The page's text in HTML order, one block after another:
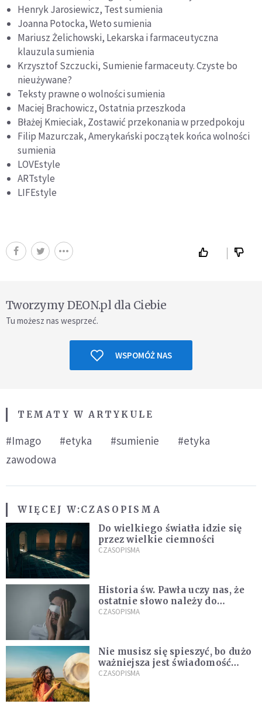
Henryk Jarosiewicz, Test sumienia
Joanna Potocka, Weto sumienia
Mariusz Żelichowski, Lekarska i farmaceutyczna
klauzula sumienia
Krzysztof Szczucki, Sumienie farmaceuty. Czyste bo
nieużywane?
Teksty prawne o wolności sumienia
Maciej Brachowicz, Ostatnia przeszkoda
Błażej Kmieciak, Zostawić przekonania w przedpokoju
Filip Mazurczak, Amerykański początek końca wolności
sumienia
LOVEstyle
ARTstyle
LIFEstyle
Tworzymy DEON.pl dla Ciebie
Tu możesz nas wesprzeć.
WSPOMÓŻ NAS
TEMATY W ARTYKULE
#Imago #etyka #sumienie
#etyka
zawodowa
WIĘCEJ W:CZASOPISMA
Do wielkiego światła idzie się
przez wielkie ciemności
CZASOPISMA
Historia św. Pawła uczy nas, że
ostatnie słowo należy do
światła, a nie do ciemności
CZASOPISMA
Nie musisz się spieszyć, bo dużo
ważniejsza jest świadomość
kierunku
CZASOPISMA